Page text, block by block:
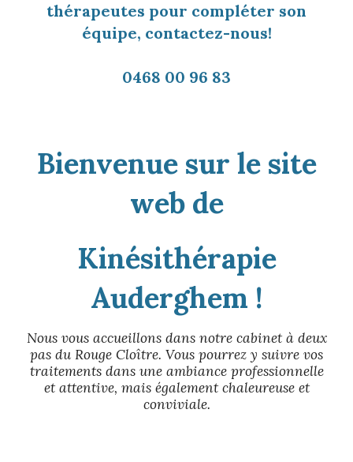
thérapeutes pour compléter son
équipe, contactez-nous!
0468 00 96 83
Bienvenue sur le site
web de
Kinésithérapie
Auderghem !
Nous vous accueillons dans notre cabinet à deux
pas du Rouge Cloître. Vous pourrez y suivre vos
traitements dans une ambiance professionnelle
et attentive, mais également chaleureuse et
conviviale.